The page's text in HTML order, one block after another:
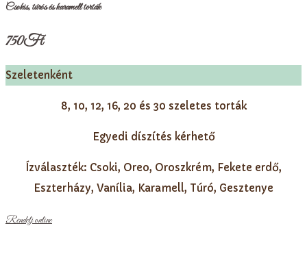
Csokis, túrós és karamell torták
750Ft
Szeletenként
8, 10, 12, 16, 20 és 30 szeletes torták
Egyedi díszítés kérhető
Ízválaszték: Csoki, Oreo, Oroszkrém, Fekete erdő,
Eszterházy, Vanília, Karamell, Túró, Gesztenye
Rendelj online